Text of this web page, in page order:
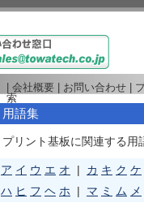
用語集
プリント基板に関連する用
ア イ ウ エ オ | カ キ ク ケ
ハ ヒ フ ヘ ホ | マ ミ ム メ
会社概要 お問い合わせ
索